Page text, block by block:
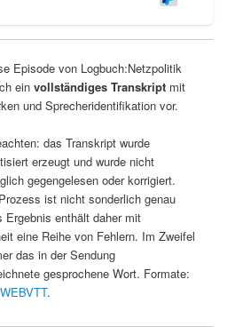
Episode von Logbuch:Netzpolitik
ein vollständiges Transkriptmit
und Sprecheridentifikation vor.
das Transkript wurde
erzeugt und wurde nicht
gegengelesen oder korrigiert.
ist nicht sonderlich genau
Ergebnis enthält daher mit
eine Reihe von Fehlern. Im Zweifel
das in der Sendung
gesprochene Wort. Formate:
WEBVTT.